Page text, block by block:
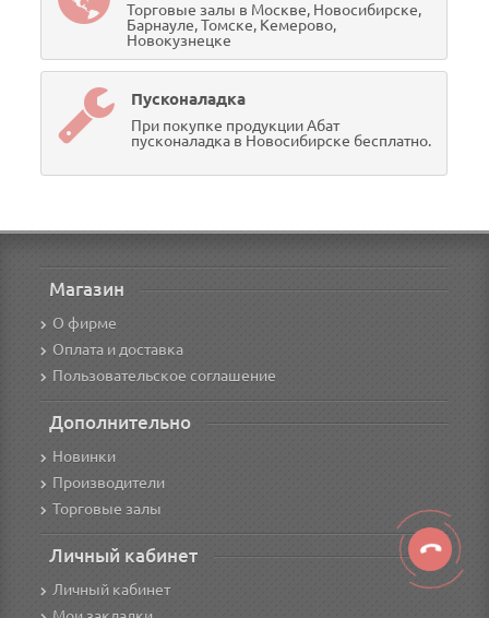
Торговые залы в Москве, Новосибирске,
Барнауле, Томске, Кемерово,
Новокузнецке
Пусконаладка
При покупке продукции Абат
пусконаладка в Новосибирске бесплатно.
Магазин
О фирме
Оплата и доставка
Пользовательское соглашение
Дополнительно
Новинки
Производители
Торговые залы
Личный кабинет
Личный кабинет